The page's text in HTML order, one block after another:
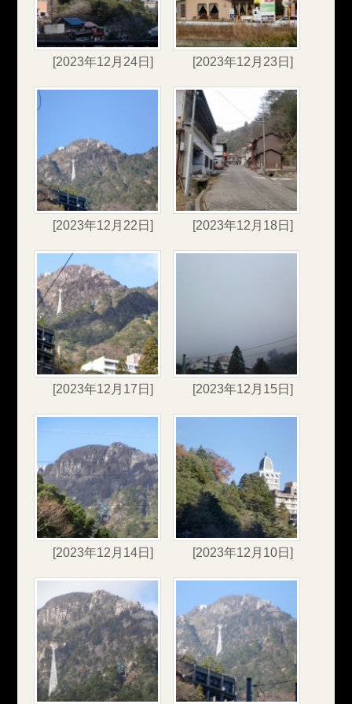
[2023年12月24日] [2023年12月23日]
[2023年12月22日] [2023年12月18日]
[2023年12月17日] [2023年12月15日]
[2023年12月14日] [2023年12月10日]